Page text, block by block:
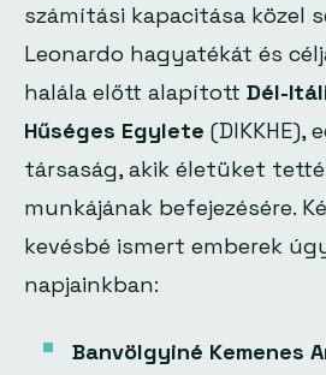
számítási kapacitása közel
Leonardo hagyatékát és
halála előtt alapított Dél-
Hűséges Egylete (DIKKHE),
társaság, akik életüket
munkájának befejezésére.
kevésbé ismert emberek
napjainkban:
Banvölgyiné Kemenes